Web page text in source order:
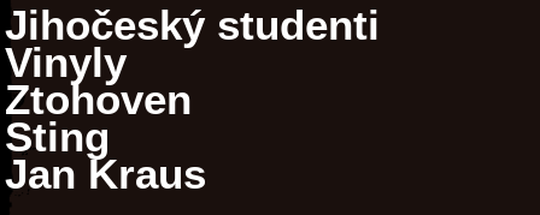
Jihočeský studenti
Vinyly
Ztohoven
Sting
Jan Kraus